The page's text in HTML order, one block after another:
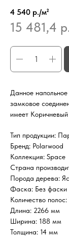
4 540 р./м²
15 481,4
Данное
замковое
имеет
Тип продукции:
Бренд: Polarwood
Коллекция: Space
Страна
Порода дерева:
Фаска: Без фаски
Количество
Длина: 2266 мм
Ширина: 188 мм
Толщина: 14 мм